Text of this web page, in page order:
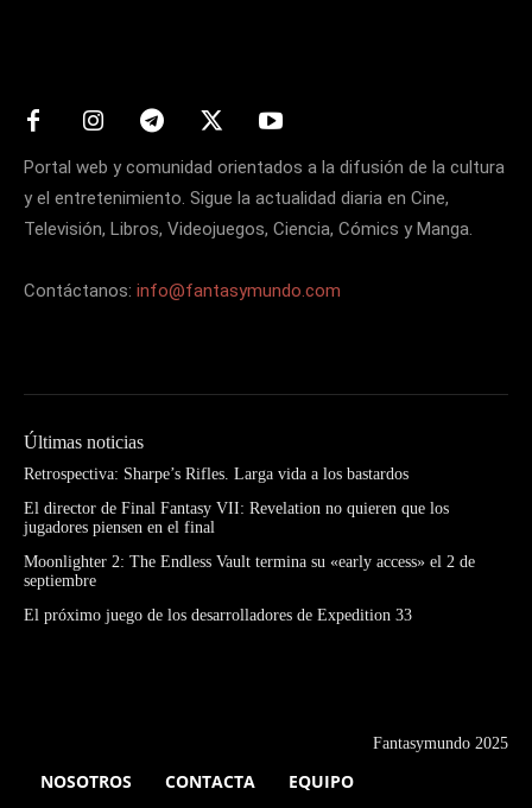
Portal web y comunidad orientados a la difusión de la cultura
y el entretenimiento. Sigue la actualidad diaria en Cine,
Televisión, Libros, Videojuegos, Ciencia, Cómics y Manga.
Contáctanos: info@fantasymundo.com
Últimas noticias
Retrospectiva: Sharpe’s Rifles. Larga vida a los bastardos
El director de Final Fantasy VII: Revelation no quieren que los
jugadores piensen en el final
Moonlighter 2: The Endless Vault termina su «early access» el 2 de
septiembre
El próximo juego de los desarrolladores de Expedition 33
Fantasymundo 2025
NOSOTROS CONTACTA EQUIPO